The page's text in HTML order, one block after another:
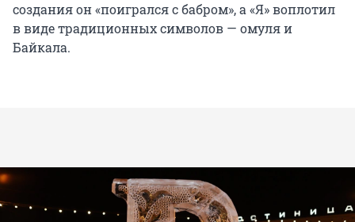
создания он «поигрался с бабром», а «Я» воплотил
в виде традиционных символов — омуля и
Байкала.